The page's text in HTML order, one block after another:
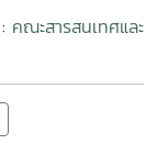
คณะสารสนเทศและ